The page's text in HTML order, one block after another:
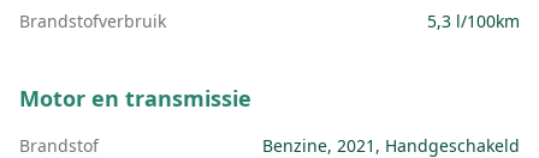
Brandstofverbruik
5,3 l/100km
Motor en transmissie
Brandstof
Benzine, 2021, Handgeschakeld